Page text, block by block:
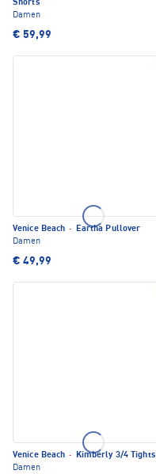
Shorts
Damen
€ 59,99
Venice Beach ·
Eartha Pullover
Damen
€ 49,99
Venice Beach ·
Kimberly 3/4 Tights
Damen